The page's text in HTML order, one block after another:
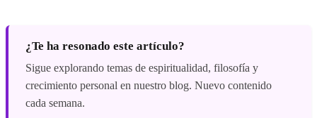
¿Te ha resonado este artículo?
Sigue explorando temas de espiritualidad, filosofía y
crecimiento personal en nuestro blog. Nuevo contenido
cada semana.